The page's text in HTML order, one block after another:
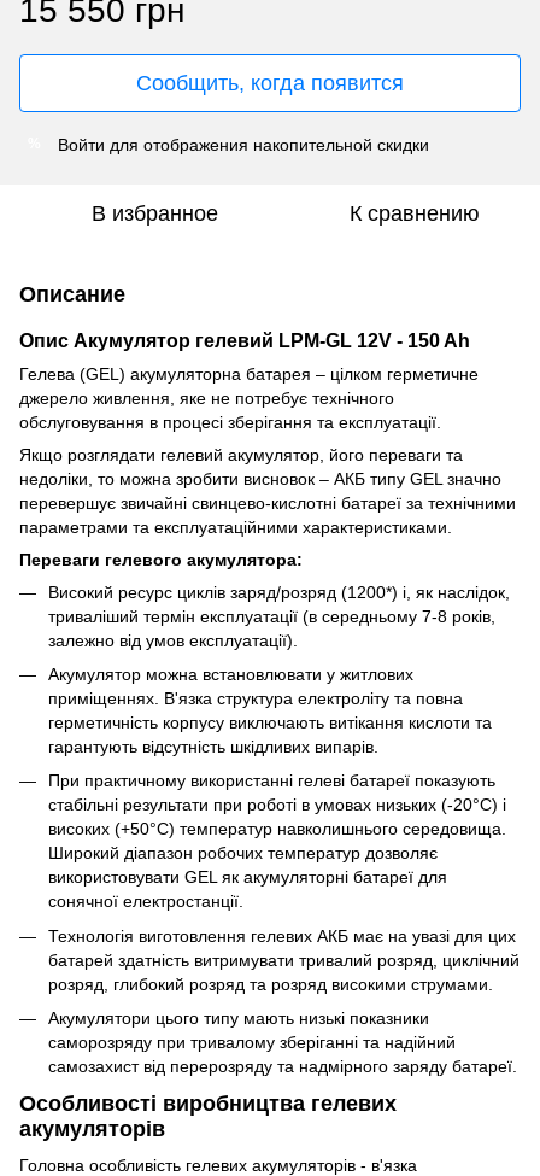
15 550 грн
Сообщить, когда появится
Войти для отображения накопительной скидки
В избранное К сравнению
Описание
Опис Акумулятор гелевий LPM-GL 12V - 150 Ah
Гелева (GEL) акумуляторна батарея – цілком герметичне
джерело живлення, яке не потребує технічного
обслуговування в процесі зберігання та експлуатації.
Якщо розглядати гелевий акумулятор, його переваги та
недоліки, то можна зробити висновок – АКБ типу GEL значно
перевершує звичайні свинцево-кислотні батареї за технічними
параметрами та експлуатаційними характеристиками.
Переваги гелевого акумулятора:
Високий ресурс циклів заряд/розряд (1200*) і, як наслідок,
триваліший термін експлуатації (в середньому 7-8 років,
залежно від умов експлуатації).
Акумулятор можна встановлювати у житлових
приміщеннях. В'язка структура електроліту та повна
герметичність корпусу виключають витікання кислоти та
гарантують відсутність шкідливих випарів.
При практичному використанні гелеві батареї показують
стабільні результати при роботі в умовах низьких (-20°С) і
високих (+50°С) температур навколишнього середовища.
Широкий діапазон робочих температур дозволяє
використовувати GEL як акумуляторні батареї для
сонячної електростанції.
Технологія виготовлення гелевих АКБ має на увазі для цих
батарей здатність витримувати тривалий розряд, циклічний
розряд, глибокий розряд та розряд високими струмами.
Акумулятори цього типу мають низькі показники
саморозряду при тривалому зберіганні та надійний
самозахист від перерозряду та надмірного заряду батареї.
Особливості виробництва гелевих
акумуляторів
Головна особливість гелевих акумуляторів - в'язка